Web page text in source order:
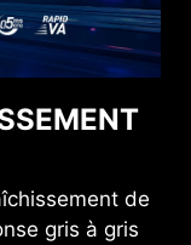
de
gris à gris
et de
offrent une
réduisant les